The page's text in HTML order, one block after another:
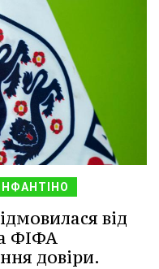
від
ФІФА
довіри.